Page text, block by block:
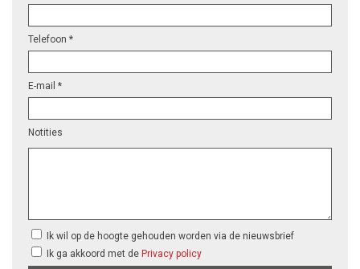
Telefoon *
E-mail *
Notities
Ik wil op de hoogte gehouden worden via de nieuwsbrief
Ik ga akkoord met de Privacy policy